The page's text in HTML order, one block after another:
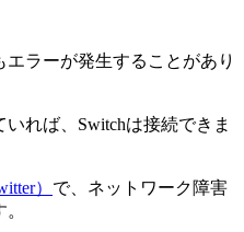
ラーが発生することがあり
れば、Switchは接続できま
） で、ネットワーク障害